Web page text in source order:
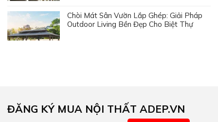
Chòi Mát Sân Vườn Lắp Ghép: Giải Pháp
Outdoor Living Bền Đẹp Cho Biệt Thự
ĐĂNG KÝ MUA NỘI THẤT ADEP.VN